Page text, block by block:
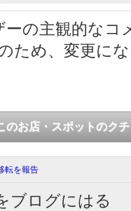
の主観的なコ
ため、変更に
のお店・スポットのク
転を報告
ブログにはる